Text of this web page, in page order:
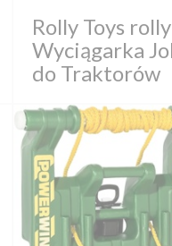
Rolly Toys
Wyciągarka
do Traktorów